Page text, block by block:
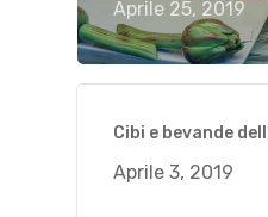
Aprile 25, 2019
Cibi e bevande
Aprile 3, 2019